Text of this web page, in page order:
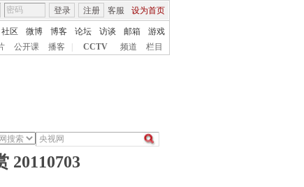
客服 设为首页
登录 注册
社区 微博 博客 论坛 访谈 邮箱
游戏
公开课 播客 CCTV 频道 栏目
20110703